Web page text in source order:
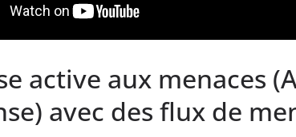
active aux menaces
avec des flux de